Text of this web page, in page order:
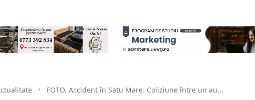
• FOTO. Accident în Satu Mare. Coliziune între un au...